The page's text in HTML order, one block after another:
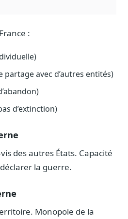
et amendements
pour vos contenus
vos travaux académiques
temps
:
partage avec d’autres entités)
d’extinction)
des autres États. Capacité
la guerre.
Monopole de la